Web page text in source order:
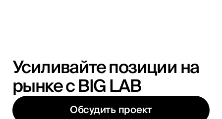
Усиливайте позиции на
рынке с BIG LAB
Обсудить проект